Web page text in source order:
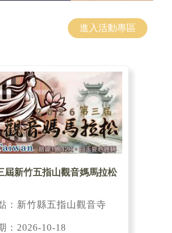
進入活動專區
屆新竹五指山觀音媽馬拉松
：新竹縣五指山觀音寺
：2026-10-18